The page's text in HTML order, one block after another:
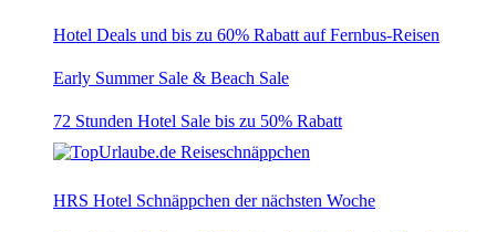
Hotel Deals und bis zu 60% Rabatt auf Fernbus-Reisen
Early Summer Sale & Beach Sale
72 Stunden Hotel Sale bis zu 50% Rabatt
HRS Hotel Schnäppchen der nächsten Woche